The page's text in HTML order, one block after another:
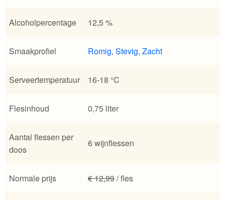
Alcoholpercentage 12,5 %
Smaakprofiel Romig, Stevig, Zacht
Serveertemperatuur 16-18 °C
Flesinhoud 0,75 liter
Aantal flessen per
doos
6 wijnflessen
Normale prijs € 12,99/ fles